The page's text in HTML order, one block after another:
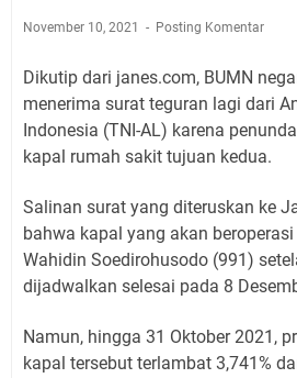
November 10, 2021 Posting Komentar
Dikutip dari janes.com, BUMN
menerima surat teguran lagi dari
Indonesia (TNI-AL) karena
kapal rumah sakit tujuan kedua.
Salinan surat yang diteruskan ke
bahwa kapal yang akan beroperasi
Wahidin Soedirohusodo (991)
dijadwalkan selesai pada 8
Namun, hingga 31 Oktober 2021,
kapal tersebut terlambat 3,741%